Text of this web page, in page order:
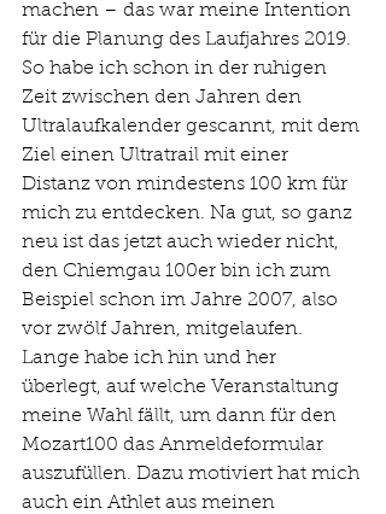
machen – das war meine Intention
für die Planung des Laufjahres 2019.
So habe ich schon in der ruhigen
Zeit zwischen den Jahren den
Ultralaufkalender gescannt, mit dem
Ziel einen Ultratrail mit einer
Distanz von mindestens 100 km für
mich zu entdecken. Na gut, so ganz
neu ist das jetzt auch wieder nicht,
den Chiemgau 100er bin ich zum
Beispiel schon im Jahre 2007, also
vor zwölf Jahren, mitgelaufen.
Lange habe ich hin und her
überlegt, auf welche Veranstaltung
meine Wahl fällt, um dann für den
Mozart100 das Anmeldeformular
auszufüllen. Dazu motiviert hat mich
auch ein Athlet aus meinen